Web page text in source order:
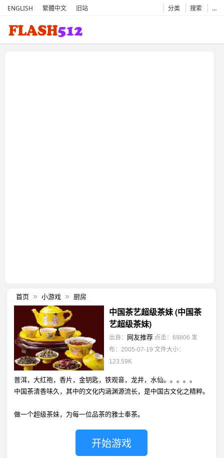
ENGLISH 繁體中文 旧站 分类 搜索 …
首页 » 小游戏 » 厨房
中国茶艺超级茶妹 (中国茶
艺超级茶妹)
出自： 网友推荐 点击：69806 发
布：2005-07-19 文件大小：
123.59K
普洱，大红袍，香片，金钥匙，铁观音，龙井，水仙。。。。。
中国茶清香味久，其中的文化内涵渊源流长，是中国古文化之精粹。
做一个超级茶妹，为每一位品茶的雅士奉茶。
开始游戏